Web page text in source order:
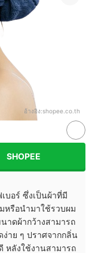
อ้างอิง:shopee.co.th
SHOPEE
บอร์ ซึ่งเป็นผ้าที่มี
หรือนำมาใช้รวบผม
าดผ้ากว้างสามารถ
าย ๆ ปราศจากกลิ่น
หลังใช้งานสามารถ